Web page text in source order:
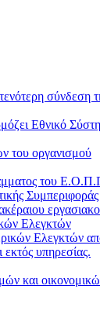
σύνδεση
Eθνικό
του οργανισμού
του
Ελεγκτών
Ελεγκτών
υπηρεσίας.
και